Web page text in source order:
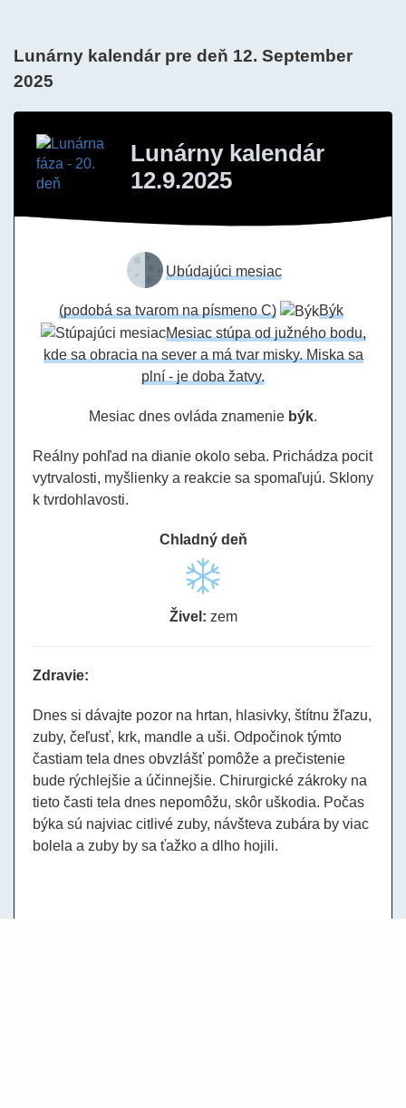
Lunárny kalendár pre deň 12. September
2025
Lunárny kalendár
12.9.2025
Ubúdajúci mesiac
(podobá sa tvarom na písmeno C)
Býk
Mesiac stúpa od južného bodu,
kde sa obracia na sever a má tvar misky. Miska sa
plní - je doba žatvy.
Mesiac dnes ovláda znamenie býk.
Reálny pohľad na dianie okolo seba. Prichádza pocit
vytrvalosti, myšlienky a reakcie sa spomaľujú. Sklony
k tvrdohlavosti.
Chladný deň
Živel: zem
Zdravie:
Dnes si dávajte pozor na hrtan, hlasivky, štítnu žľazu,
zuby, čeľusť, krk, mandle a uši. Odpočinok týmto
častiam tela dnes obvzlášť pomôže a prečistenie
bude rýchlejšie a účinnejšie. Chirurgické zákroky na
tieto časti tela dnes nepomôžu, skôr uškodia. Počas
býka sú najviac citlivé zuby, návšteva zubára by viac
bolela a zuby by sa ťažko a dlho hojili.